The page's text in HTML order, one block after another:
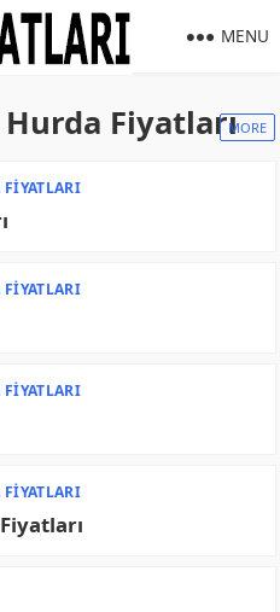
MENU
FiyatlarıMORE
FIYATLARI
FIYATLARI
FIYATLARI
FIYATLARI